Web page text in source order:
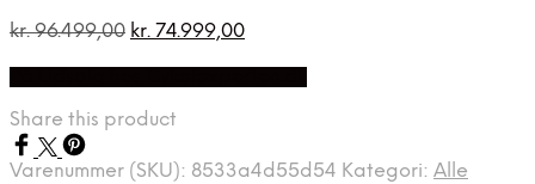
kr.96.499,00 Den
kr. 96.499,00.
kr. 74.999,00Den
Share this product
Varenummer (SKU): 8533a4d55d54 Kategori: Alle